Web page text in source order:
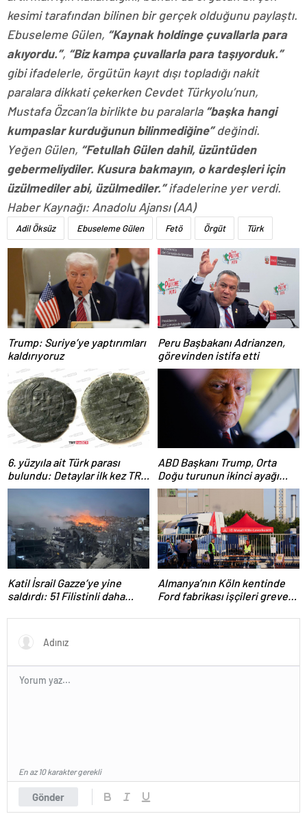
kesimi tarafından bilinen bir gerçek olduğunu paylaştı.
Ebuseleme Gülen, “Kaynak holdinge çuvallarla para
akıyordu.”, “Biz kampa çuvallarla para taşıyorduk.”
gibi ifadelerle, örgütün kayıt dışı topladığı nakit
paralara dikkati çekerken Cevdet Türkyolu’nun,
Mustafa Özcan’la birlikte bu paralarla“başka hangi
kumpaslar kurduğunun bilinmediğine”değindi.
Yeğen Gülen, “Fetullah Gülen dahil, üzüntüden
gebermeliydiler. Kusura bakmayın, o kardeşleri için
üzülmediler abi, üzülmediler.”ifadelerine yer verdi.
Haber Kaynağı: Anadolu Ajansı (AA)
Adil Öksüz Ebuseleme Gülen Fetö Örgüt Türk
Trump: Suriye’ye yaptırımları
kaldırıyoruz
Peru Başbakanı Adrianzen,
görevinden istifa etti
6. yüzyıla ait Türk parası
bulundu: Detaylar ilk kez TRT
Haber’de
ABD Başkanı Trump, Orta
Doğu turunun ikinci ayağı
Katar’da
Katil İsrail Gazze’ye yine
saldırdı: 51 Filistinli daha
Almanya’nın Köln kentinde
Ford fabrikası işçileri greve
Gönder
En az 10 karakter gerekli